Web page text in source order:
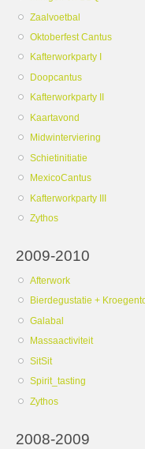
Zaalvoetbal
Oktoberfest Cantus
Kafterworkparty I
Doopcantus
Kafterworkparty II
Kaartavond
Midwinterviering
Schietinitiatie
MexicoCantus
Kafterworkparty III
Zythos
2009-2010
Afterwork
Bierdegustatie +
Galabal
Massaactiviteit
SitSit
Spirit_tasting
Zythos
2008-2009